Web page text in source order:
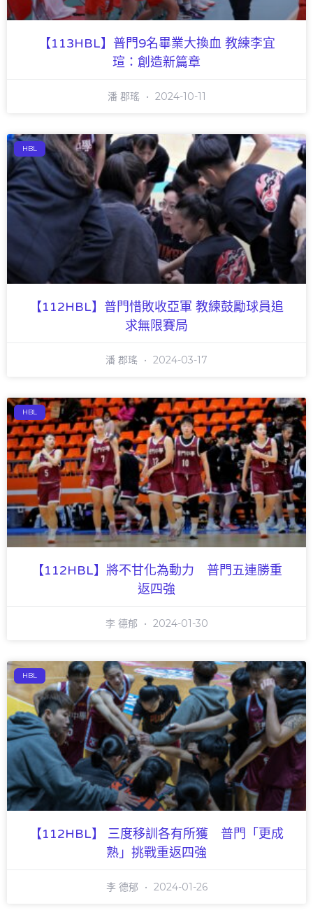
【113HBL】普門9名畢業大換血 教練李宜
瑄：創造新篇章
潘 郡瑤 2024-10-11
HBL
【112HBL】普門惜敗收亞軍 教練鼓勵球員追
求無限賽局
潘 郡瑤 2024-03-17
HBL
【112HBL】將不甘化為動力 普門五連勝重
返四強
李 德郁 2024-01-30
HBL
【112HBL】 三度移訓各有所獲 普門「更成
熟」挑戰重返四強
李 德郁 2024-01-26